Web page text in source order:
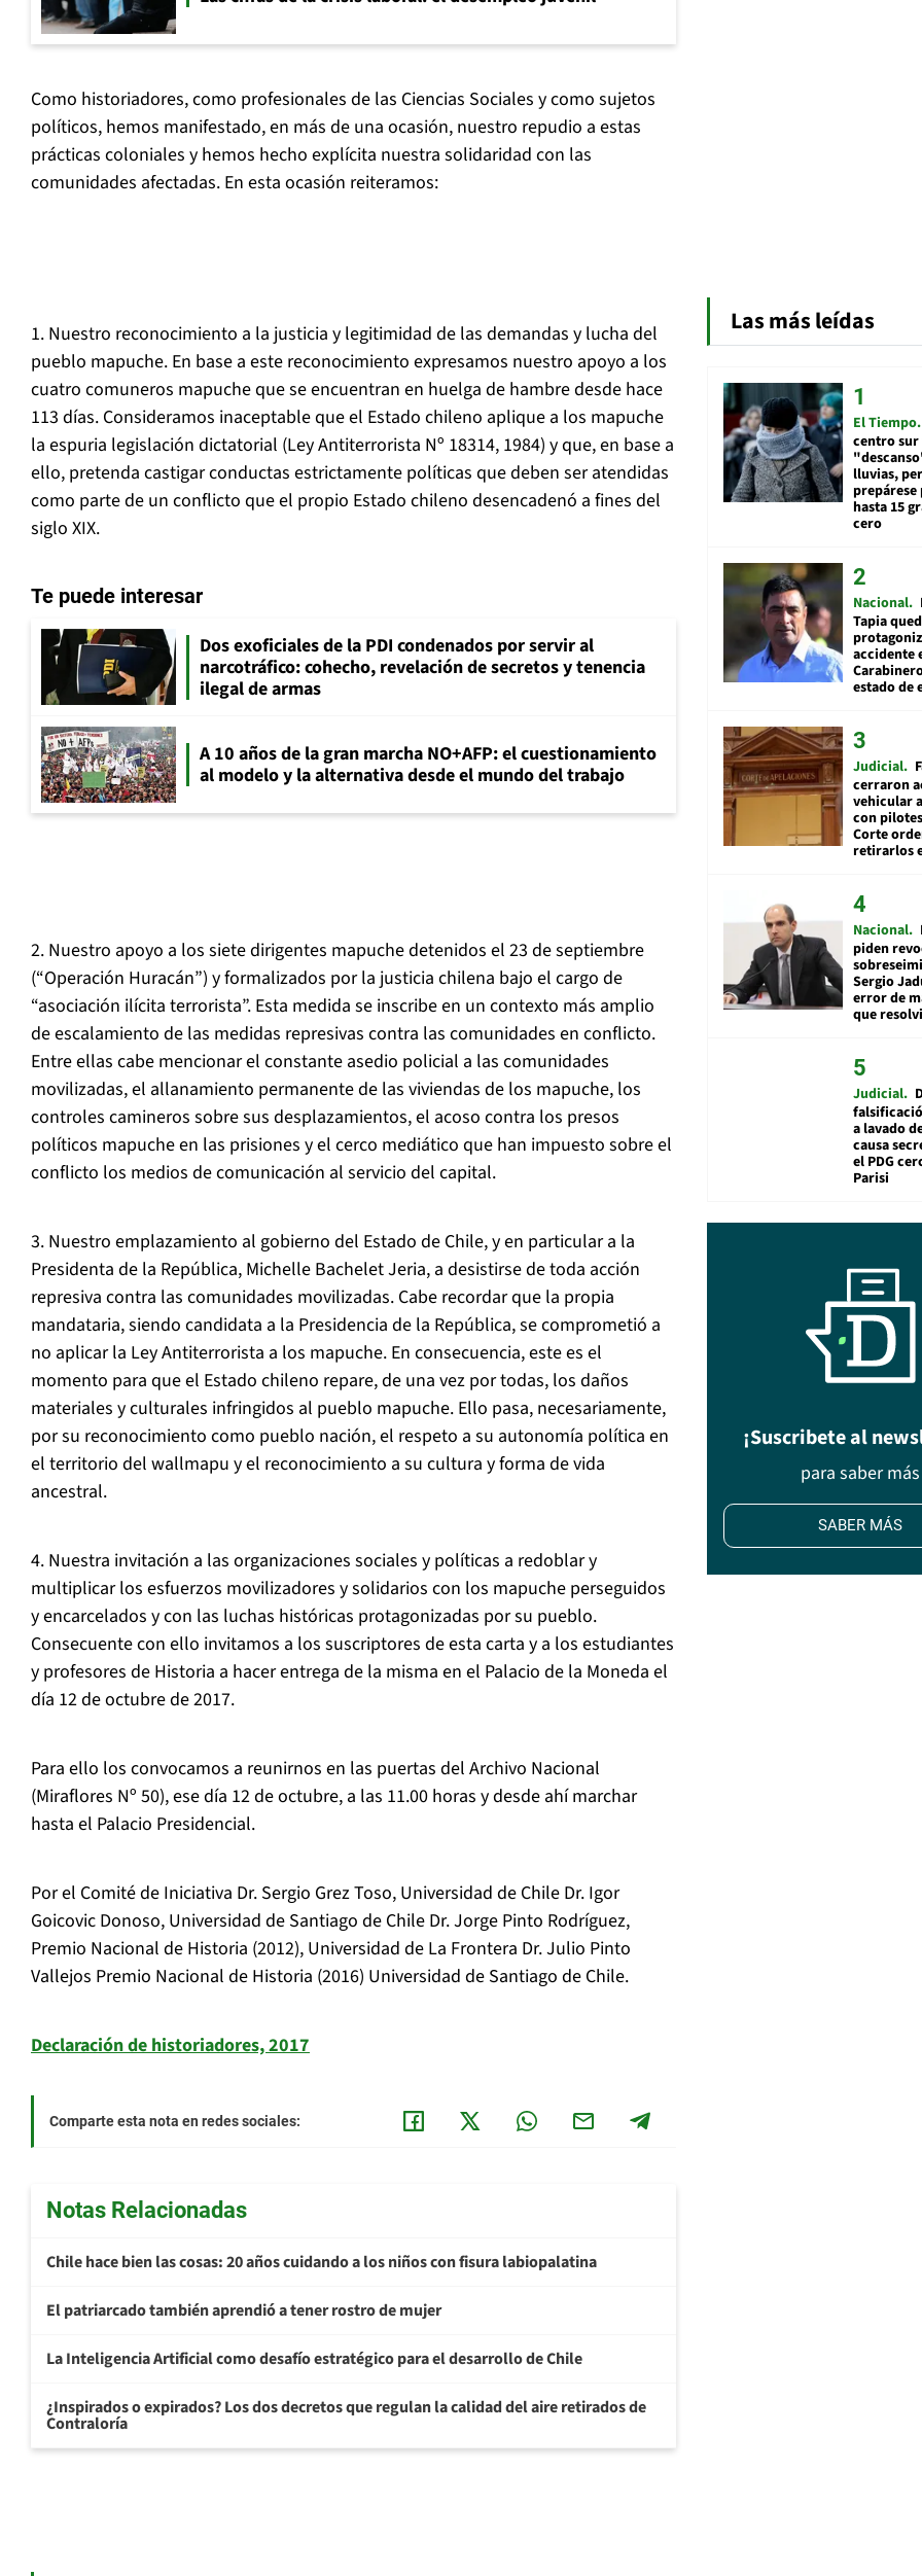
Como historiadores, como profesionales de las Ciencias Sociales y como sujetos
políticos, hemos manifestado, en más de una ocasión, nuestro repudio a estas
prácticas coloniales y hemos hecho explícita nuestra solidaridad con las
comunidades afectadas. En esta ocasión reiteramos:
1. Nuestro reconocimiento a la justicia y legitimidad de las demandas y lucha del
pueblo mapuche. En base a este reconocimiento expresamos nuestro apoyo a los
cuatro comuneros mapuche que se encuentran en huelga de hambre desde hace
113 días. Consideramos inaceptable que el Estado chileno aplique a los mapuche
la espuria legislación dictatorial (Ley Antiterrorista Nº 18314, 1984) y que, en base a
ello, pretenda castigar conductas estrictamente políticas que deben ser atendidas
como parte de un conflicto que el propio Estado chileno desencadenó a fines del
siglo XIX.
Te puede interesar
Dos exoficiales de la PDI condenados por servir al
narcotráfico: cohecho, revelación de secretos y tenencia
ilegal de armas
A 10 años de la gran marcha NO+AFP: el cuestionamiento
al modelo y la alternativa desde el mundo del trabajo
2. Nuestro apoyo a los siete dirigentes mapuche detenidos el 23 de septiembre
(“Operación Huracán”) y formalizados por la justicia chilena bajo el cargo de
“asociación ilícita terrorista”. Esta medida se inscribe en un contexto más amplio
de escalamiento de las medidas represivas contra las comunidades en conflicto.
Entre ellas cabe mencionar el constante asedio policial a las comunidades
movilizadas, el allanamiento permanente de las viviendas de los mapuche, los
controles camineros sobre sus desplazamientos, el acoso contra los presos
políticos mapuche en las prisiones y el cerco mediático que han impuesto sobre el
conflicto los medios de comunicación al servicio del capital.
3. Nuestro emplazamiento al gobierno del Estado de Chile, y en particular a la
Presidenta de la República, Michelle Bachelet Jeria, a desistirse de toda acción
represiva contra las comunidades movilizadas. Cabe recordar que la propia
mandataria, siendo candidata a la Presidencia de la República, se comprometió a
no aplicar la Ley Antiterrorista a los mapuche. En consecuencia, este es el
momento para que el Estado chileno repare, de una vez por todas, los daños
materiales y culturales infringidos al pueblo mapuche. Ello pasa, necesariamente,
por su reconocimiento como pueblo nación, el respeto a su autonomía política en
el territorio del wallmapu y el reconocimiento a su cultura y forma de vida
ancestral.
4. Nuestra invitación a las organizaciones sociales y políticas a redoblar y
multiplicar los esfuerzos movilizadores y solidarios con los mapuche perseguidos
y encarcelados y con las luchas históricas protagonizadas por su pueblo.
Consecuente con ello invitamos a los suscriptores de esta carta y a los estudiantes
y profesores de Historia a hacer entrega de la misma en el Palacio de la Moneda el
día 12 de octubre de 2017.
Para ello los convocamos a reunirnos en las puertas del Archivo Nacional
(Miraflores Nº 50), ese día 12 de octubre, a las 11.00 horas y desde ahí marchar
hasta el Palacio Presidencial.
Por el Comité de Iniciativa Dr. Sergio Grez Toso, Universidad de Chile Dr. Igor
Goicovic Donoso, Universidad de Santiago de Chile Dr. Jorge Pinto Rodríguez,
Premio Nacional de Historia (2012), Universidad de La Frontera Dr. Julio Pinto
Vallejos Premio Nacional de Historia (2016) Universidad de Santiago de Chile.
Declaración de historiadores, 2017
Comparte esta nota en redes sociales:
Notas Relacionadas
Chile hace bien las cosas: 20 años cuidando a los niños con fisura labiopalatina
El patriarcado también aprendió a tener rostro de mujer
La Inteligencia Artificial como desafío estratégico para el desarrollo de Chile
¿Inspirados o expirados? Los dos decretos que regulan la calidad del aire retirados de
Contraloría
Las más leídas
El Tiempo
centro
lluvias,
hasta 15
cero
Nacional
Tapia
accidente
estado de
Judicial
cerraron
vehicular
con
Corte
retirarlos
Nacional
piden
Sergio
error de
que
Judicial
a lavado
causa
el PDG
Parisi
¡Suscribete al
para saber más
SABER MÁS